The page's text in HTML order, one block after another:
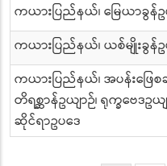
ကယားပြည်နယ်၊ မြေယာခွန်ဥ
ကယားပြည်နယ်၊ ယစ်မျိုးခွန်ဥ
ကယားပြည်နယ်၊ အပန်းဖြေစခန်
တိရစ္ဆာန်ဥယျာဉ်၊ ရုက္ခဗေဒဥယ
ဆိုင်ရာဥပဒေ